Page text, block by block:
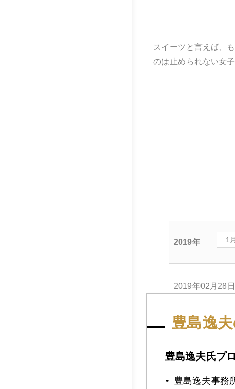
スイーツと言えば、
のは止められない女
2019年 1月
2019年02月28日
2019年02月27日
2019年02月26日
豊島逸
豊島逸夫氏プ
豊島逸夫事務